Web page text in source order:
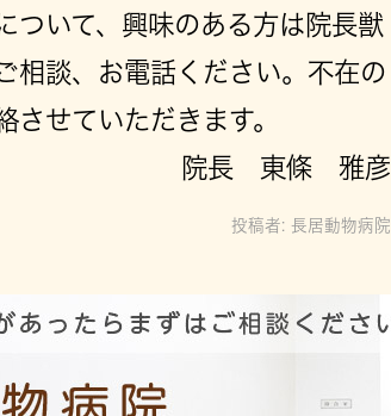
ついて、興味のある方は院長獣
相談、お電話ください。不在の
させていただきます。
院長 東條 雅彦
投稿者: 長居動物病院